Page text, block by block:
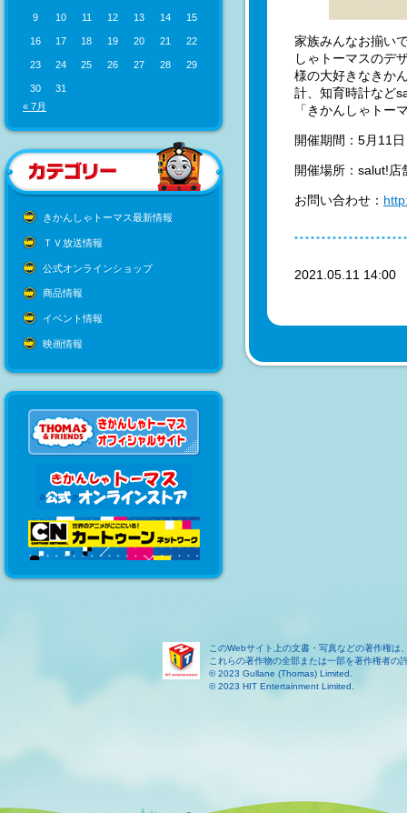
9 10 11 12 13 14 15
16 17 18 19 20 21 22
23 24 25 26 27 28 29
30
31
« 7月
きかんしゃトーマス最新情報
ＴＶ放送情報
公式オンラインショップ
商品情報
イベント情報
映画情報
家族みんなお揃い
しゃトーマスのデ
様の大好きなきか
計、知育時計など
「きかんしゃトー
開催期間：5月11
開催場所：salut!店
お問い合わせ：
2021.05.11
このWebサイト上の文書・写真などの著作権は
これらの著作物の全部または一部を著作権者の
© 2023 Gullane (Thomas) Limited.
© 2023 HIT Entertainment Limited.